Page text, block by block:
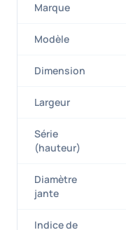
Marque
Modèle
Dimension
Largeur
Série
(hauteur)
Diamètre
jante
Indice de